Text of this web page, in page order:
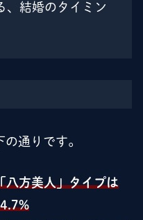
、結婚のタイミン
通りです。
八方美人」タイプは